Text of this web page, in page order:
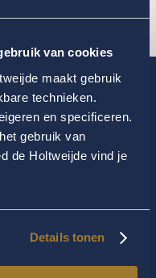
van cookies
maakt gebruik
technieken.
en specificeren.
gebruik van
de Holtweijde vind je
Details tonen